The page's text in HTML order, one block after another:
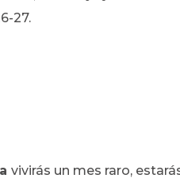
27.
vivirás un mes raro,